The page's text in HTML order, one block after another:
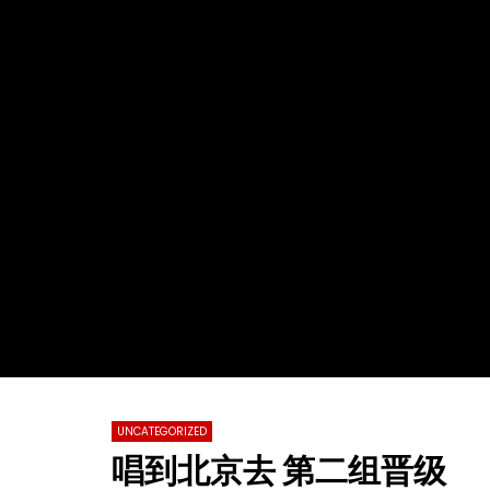
UNCATEGORIZED
唱到北京去 第二组晋级